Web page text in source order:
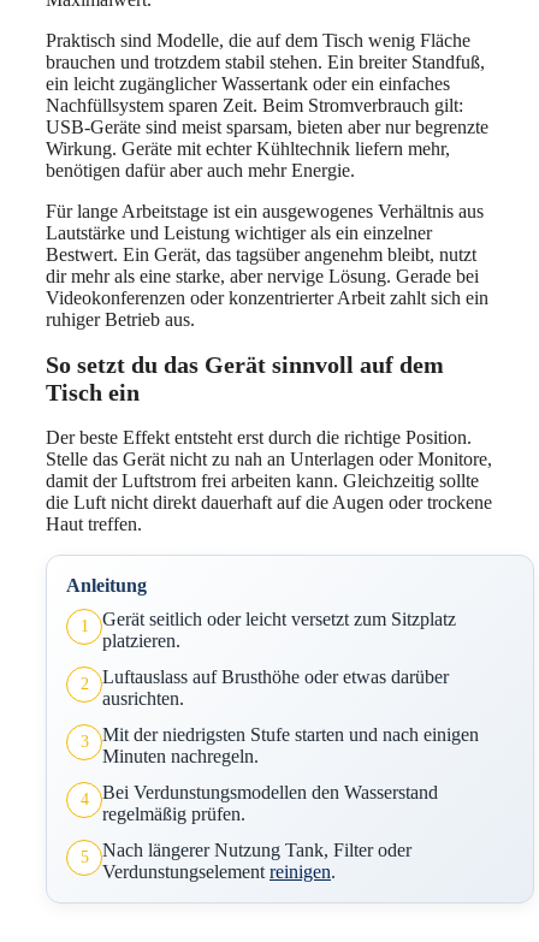
Praktisch sind Modelle, die auf dem Tisch wenig Fläche
brauchen und trotzdem stabil stehen. Ein breiter Standfuß,
ein leicht zugänglicher Wassertank oder ein einfaches
Nachfüllsystem sparen Zeit. Beim Stromverbrauch gilt:
USB-Geräte sind meist sparsam, bieten aber nur begrenzte
Wirkung. Geräte mit echter Kühltechnik liefern mehr,
benötigen dafür aber auch mehr Energie.
Für lange Arbeitstage ist ein ausgewogenes Verhältnis aus
Lautstärke und Leistung wichtiger als ein einzelner
Bestwert. Ein Gerät, das tagsüber angenehm bleibt, nutzt
dir mehr als eine starke, aber nervige Lösung. Gerade bei
Videokonferenzen oder konzentrierter Arbeit zahlt sich ein
ruhiger Betrieb aus.
So setzt du das Gerät sinnvoll auf dem
Tisch ein
Der beste Effekt entsteht erst durch die richtige Position.
Stelle das Gerät nicht zu nah an Unterlagen oder Monitore,
damit der Luftstrom frei arbeiten kann. Gleichzeitig sollte
die Luft nicht direkt dauerhaft auf die Augen oder trockene
Haut treffen.
Anleitung
1
Gerät seitlich oder leicht versetzt zum Sitzplatz
platzieren.
2
Luftauslass auf Brusthöhe oder etwas darüber
ausrichten.
3
Mit der niedrigsten Stufe starten und nach einigen
Minuten nachregeln.
4
Bei Verdunstungsmodellen den Wasserstand
regelmäßig prüfen.
5
Nach längerer Nutzung Tank, Filter oder
Verdunstungselement reinigen.